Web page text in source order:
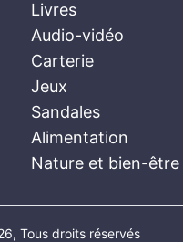
Livres
Audio-vidéo
Carterie
Jeux
Sandales
Alimentation
Nature et bien-être
Tous droits réservés